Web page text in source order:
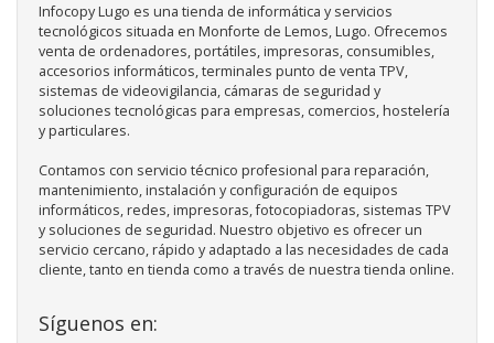
Infocopy Lugo es una tienda de informática y servicios
tecnológicos situada en Monforte de Lemos, Lugo. Ofrecemos
venta de ordenadores, portátiles, impresoras, consumibles,
accesorios informáticos, terminales punto de venta TPV,
sistemas de videovigilancia, cámaras de seguridad y
soluciones tecnológicas para empresas, comercios, hostelería
y particulares.
Contamos con servicio técnico profesional para reparación,
mantenimiento, instalación y configuración de equipos
informáticos, redes, impresoras, fotocopiadoras, sistemas TPV
y soluciones de seguridad. Nuestro objetivo es ofrecer un
servicio cercano, rápido y adaptado a las necesidades de cada
cliente, tanto en tienda como a través de nuestra tienda online.
Síguenos en: